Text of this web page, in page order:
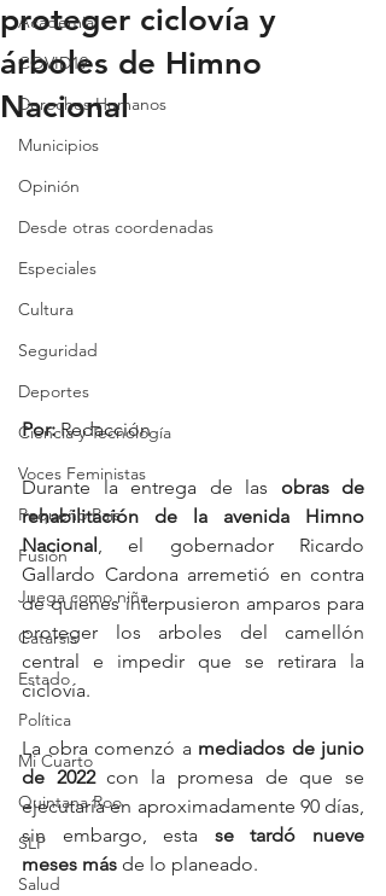
Academia
COVID19
Derechos Humanos
Municipios
Opinión
Desde otras coordenadas
Especiales
Cultura
Seguridad
Deportes
Ciencia y Tecnología
Voces Feministas
Pequeño País
Fusión
Juega como niña
Catarsis
Estado
Política
Mi Cuarto
Quintana Roo
SLP
Salud
proteger ciclovía y
árboles de Himno
Nacional
Por: Redacción
Durante la entrega de las obras de
rehabilitación de la avenida Himno
Nacional, el gobernador Ricardo
Gallardo Cardona arremetió en contra
de quienes interpusieron amparos para
proteger los arboles del camellón
central e impedir que se retirara la
ciclovía.
La obra comenzó a mediados de junio
de 2022 con la promesa de que se
ejecutaría en aproximadamente 90 días,
sin embargo, esta se tardó nueve
meses más de lo planeado.